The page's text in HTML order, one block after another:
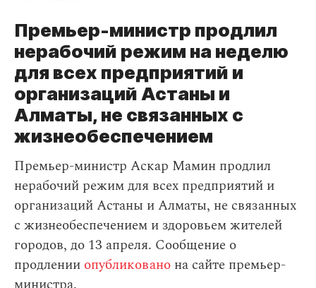
Премьер-министр продлил
нерабочий режим на неделю
для всех предприятий и
организаций Астаны и
Алматы, не связанных с
жизнеобеспечением
Премьер-министр Аскар Мамин продлил
нерабочий режим для всех предприятий и
организаций Астаны и Алматы, не связанных
с жизнеобеспечением и здоровьем жителей
городов, до 13 апреля. Сообщение о
продлении опубликовано на сайте премьер-